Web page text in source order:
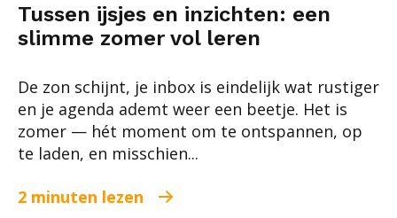
Tussen ijsjes en inzichten: een
slimme zomer vol leren
De zon schijnt, je inbox is eindelijk wat rustiger
en je agenda ademt weer een beetje. Het is
zomer — hét moment om te ontspannen, op
te laden, en misschien...
2 minuten lezen